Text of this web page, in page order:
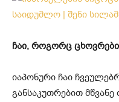
ჩაი, როგორც
იაპონური ჩაი
განსაკუთრებით